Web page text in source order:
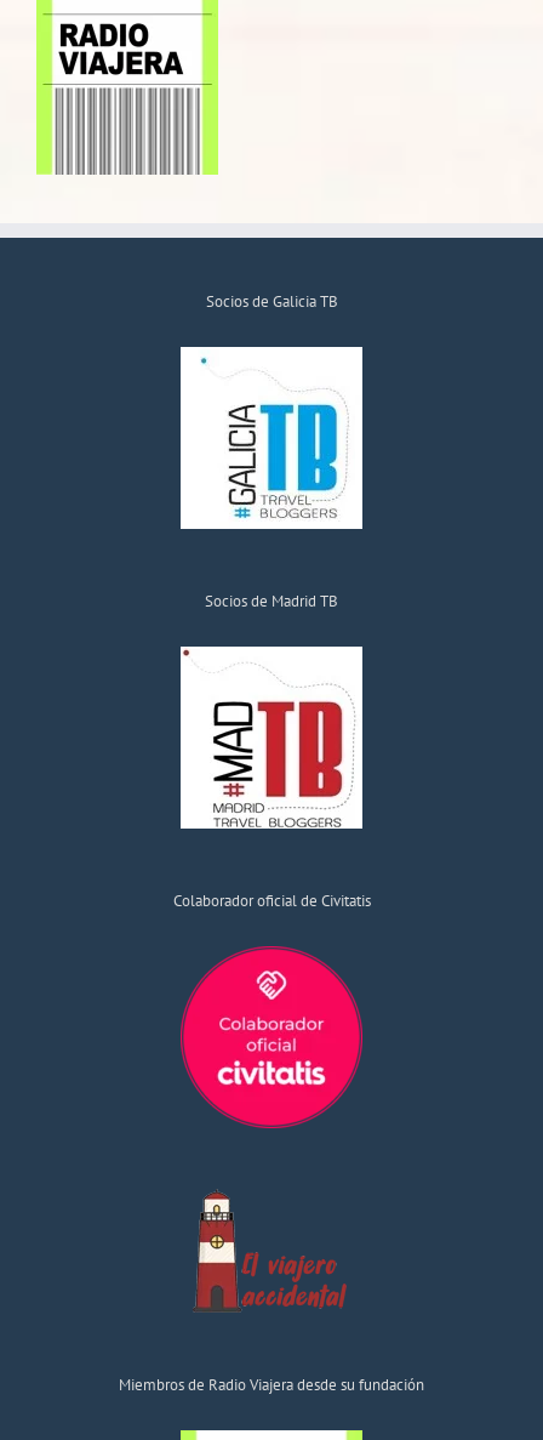
Socios de Galicia TB
Socios de Madrid TB
Colaborador oficial de Civitatis
Miembros de Radio Viajera desde su fundación